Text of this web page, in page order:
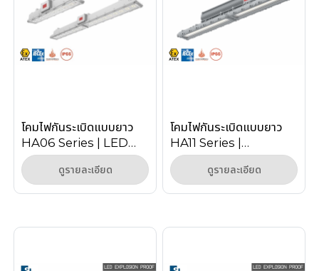
โคมไฟกันระเบิดแบบยาว
HA06 Series | LED
Explosion Proof
Linear Light 20W-
100W
ดูรายละเอียด
โคมไฟกันระเบิดแบบยาว
HA11 Series |
Explosion Proof
Linear Light Zone 1/2
ดูรายละเอียด